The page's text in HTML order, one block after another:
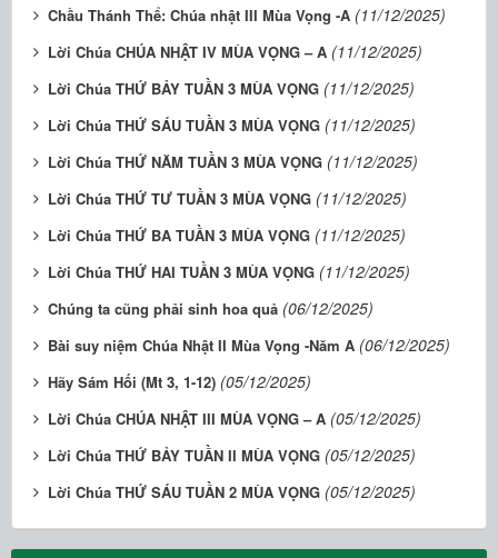
Chầu Thánh Thể: Chúa nhật III Mùa Vọng -A (11/12/2025)
Lời Chúa CHÚA NHẬT IV MÙA VỌNG – A (11/12/2025)
Lời Chúa THỨ BẢY TUẦN 3 MÙA VỌNG (11/12/2025)
Lời Chúa THỨ SÁU TUẦN 3 MÙA VỌNG (11/12/2025)
Lời Chúa THỨ NĂM TUẦN 3 MÙA VỌNG (11/12/2025)
Lời Chúa THỨ TƯ TUẦN 3 MÙA VỌNG (11/12/2025)
Lời Chúa THỨ BA TUẦN 3 MÙA VỌNG (11/12/2025)
Lời Chúa THỨ HAI TUẦN 3 MÙA VỌNG (11/12/2025)
Chúng ta cũng phải sinh hoa quả (06/12/2025)
Bài suy niệm Chúa Nhật II Mùa Vọng -Năm A (06/12/2025)
Hãy Sám Hối (Mt 3, 1-12) (05/12/2025)
Lời Chúa CHÚA NHẬT III MÙA VỌNG – A (05/12/2025)
Lời Chúa THỨ BẢY TUẦN II MÙA VỌNG (05/12/2025)
Lời Chúa THỨ SÁU TUẦN 2 MÙA VỌNG (05/12/2025)